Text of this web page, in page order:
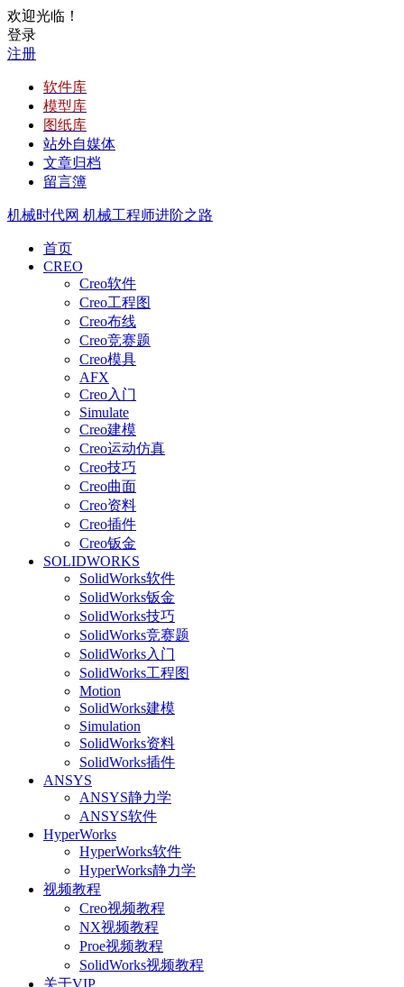
欢迎光临！
登录
注册
软件库
模型库
图纸库
站外自媒体
文章归档
留言簿
机械时代网 机械工程师进阶之路
首页
CREO
Creo软件
Creo工程图
Creo布线
Creo竞赛题
Creo模具
AFX
Creo入门
Simulate
Creo建模
Creo运动仿真
Creo技巧
Creo曲面
Creo资料
Creo插件
Creo钣金
SOLIDWORKS
SolidWorks软件
SolidWorks钣金
SolidWorks技巧
SolidWorks竞赛题
SolidWorks入门
SolidWorks工程图
Motion
SolidWorks建模
Simulation
SolidWorks资料
SolidWorks插件
ANSYS
ANSYS静力学
ANSYS软件
HyperWorks
HyperWorks软件
HyperWorks静力学
视频教程
Creo视频教程
NX视频教程
Proe视频教程
SolidWorks视频教程
关于VIP